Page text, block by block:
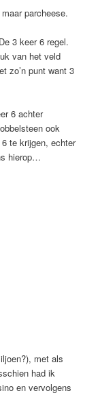
parcheese.
3 keer 6 regel.
van het veld
zo’n punt want 3
6 achter
ook
te krijgen, echter
hierop…
met als
had ik
en vervolgens